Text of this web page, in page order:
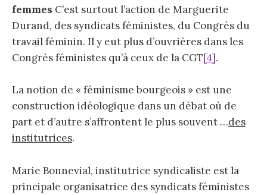
femmes C’est surtout l’action de Marguerite
Durand, des syndicats féministes, du Congrès du
travail féminin. Il y eut plus d’ouvrières dans les
Congrès féministes qu’à ceux de la CGT[4].
La notion de « féminisme bourgeois » est une
construction idéologique dans un débat où de
part et d’autre s’affrontent le plus souvent …des
institutrices.
Marie Bonnevial, institutrice syndicaliste est la
principale organisatrice des syndicats féministes